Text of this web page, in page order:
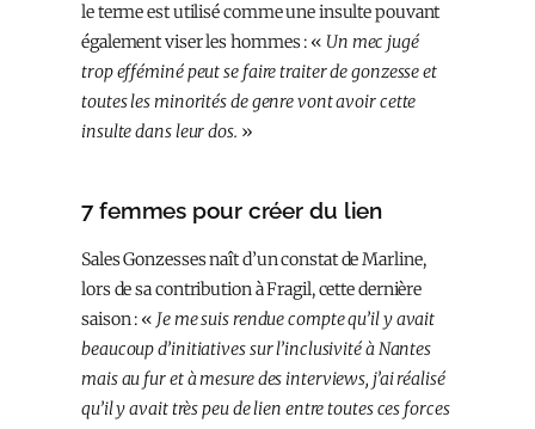
le terme est utilisé comme une insulte pouvant
également viser les hommes : « Un mec jugé
trop efféminé peut se faire traiter de gonzesse et
toutes les minorités de genre vont avoir cette
insulte dans leur dos. »
7 femmes pour créer du lien
Sales Gonzesses naît d’un constat de Marline,
lors de sa contribution à Fragil, cette dernière
saison : « Je me suis rendue compte qu’il y avait
beaucoup d’initiatives sur l’inclusivité à Nantes
mais au fur et à mesure des interviews, j’ai réalisé
qu’il y avait très peu de lien entre toutes ces forces